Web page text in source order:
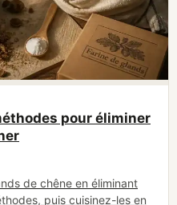
pour éliminer
de chêne en éliminant
puis cuisinez-les en